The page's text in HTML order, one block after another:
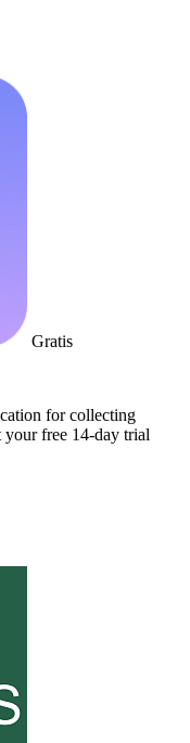
Gratis
for collecting
your free 14-day trial